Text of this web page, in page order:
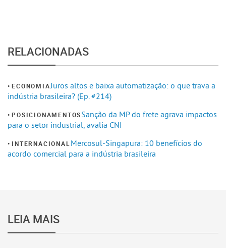
RELACIONADAS
ECONOMIAJuros altos e baixa automatização: o que trava a
indústria brasileira? (Ep. #214)
POSICIONAMENTOSSanção da MP do frete agrava impactos
para o setor industrial, avalia CNI
INTERNACIONAL Mercosul-Singapura: 10 benefícios do
acordo comercial para a indústria brasileira
LEIA MAIS